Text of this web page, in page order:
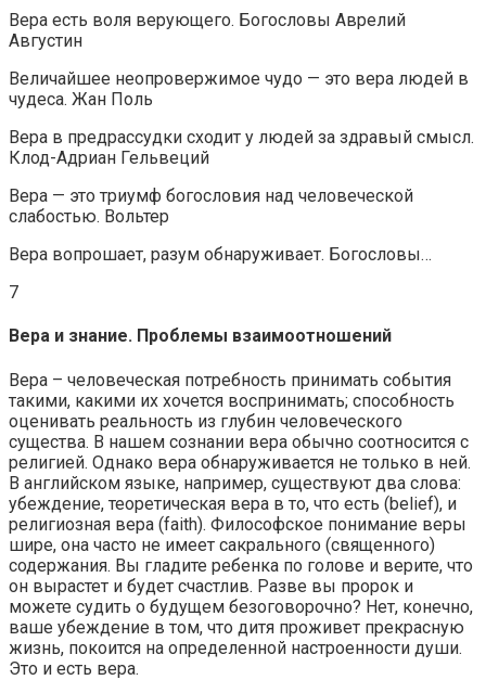
Вера есть воля верующего. Богословы Аврелий
Августин
Величайшее неопровержимое чудо — это вера людей в
чудеса. Жан Поль
Вера в предрассудки сходит у людей за здравый смысл.
Клод-Адриан Гельвеций
Вера — это триумф богословия над человеческой
слабостью. Вольтер
Вера вопрошает, разум обнаруживает. Богословы…
7
Вера и знание. Проблемы взаимоотношений
Вера – человеческая потребность принимать события
такими, какими их хочется воспринимать; способность
оценивать реальность из глубин человеческого
существа. В нашем сознании вера обычно соотносится с
религией. Однако вера обнаруживается не только в ней.
В английском языке, например, существуют два слова:
убеждение, теоретическая вера в то, что есть (belief), и
религиозная вера (faith). Философское понимание веры
шире, она часто не имеет сакрального (священного)
содержания. Вы гладите ребенка по голове и верите, что
он вырастет и будет счастлив. Разве вы пророк и
можете судить о будущем безоговорочно? Нет, конечно,
ваше убеждение в том, что дитя проживет прекрасную
жизнь, покоится на определенной настроенности души.
Это и есть вера.